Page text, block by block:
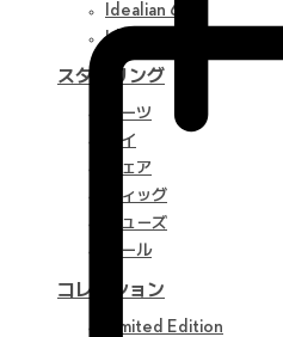
Idealian 68 F
Idealian 51 M
スタイリング
パーツ
アイ
ウェア
ウィッグ
シューズ
ツール
コレクション
Limited Edition